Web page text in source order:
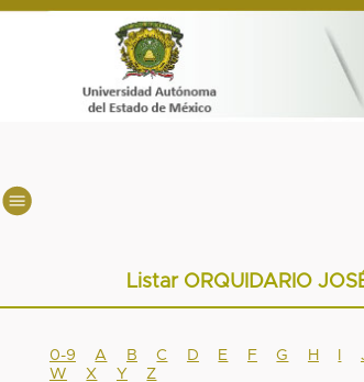
Listar ORQUIDARIO
0-9 A B C D E F G H
W
X Y Z